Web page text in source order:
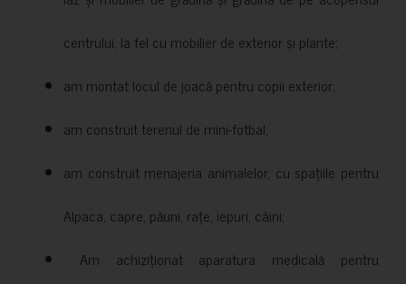
centrului, la fel cu mobilier de exterior și plante;
am montat locul de joacă pentru copii exterior;
am construit terenul de mini-fotbal;
am construit menajeria animalelor, cu spațiile pentru
Alpaca, capre, păuni, rațe, iepuri, câini;
Am achiziționat aparatura medicală pentru